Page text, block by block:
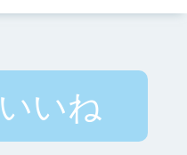
いいね